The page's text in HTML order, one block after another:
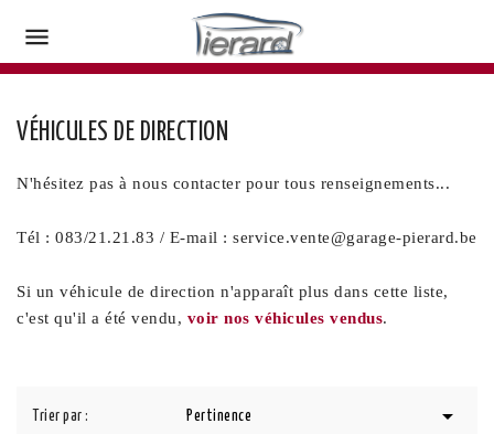

VÉHICULES DE DIRECTION
N'hésitez pas à nous contacter pour tous renseignements...
Tél : 083/21.21.83 / E-mail : service.vente@garage-pierard.be
Si un véhicule de direction n'apparaît plus dans cette liste,
c'est qu'il a été vendu, voir nos véhicules vendus.
Trier par : Pertinence 